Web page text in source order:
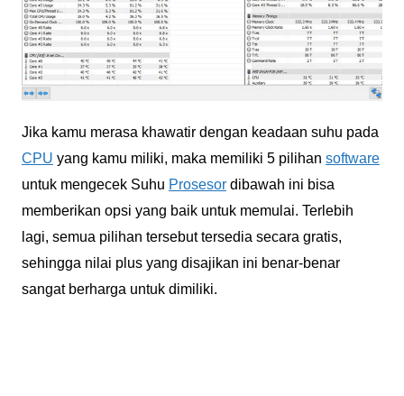
Jika kamu merasa khawatir dengan keadaan suhu pada
CPU yang kamu miliki, maka memiliki 5 pilihan software
untuk mengecek Suhu Prosesordibawah ini bisa
memberikan opsi yang baik untuk memulai. Terlebih
lagi, semua pilihan tersebut tersedia secara gratis,
sehingga nilai plus yang disajikan ini benar-benar
sangat berharga untuk dimiliki.